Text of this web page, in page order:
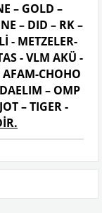
– GOLD –
– DID – RK –
- METZELER-
- VLM AKÜ -
AFAM-CHOHO
– OMP
– TIGER -